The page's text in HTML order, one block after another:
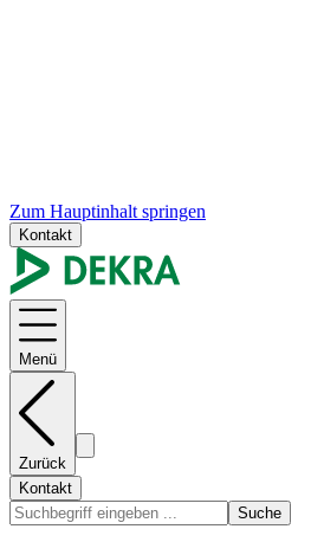
Zum Hauptinhalt springen
Kontakt
Menü
Zurück
Kontakt
Suche